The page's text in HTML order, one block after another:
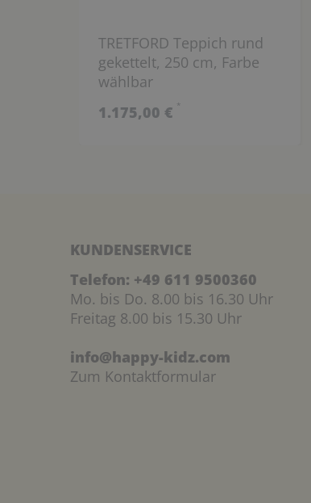
TRETFORD Teppich rund
gekettelt, 250 cm, Farbe
wählbar
1.175,00 € *
KUNDENSERVICE
Telefon: +49 611 9500360
Mo. bis Do. 8.00 bis 16.30 Uhr
Freitag 8.00 bis 15.30 Uhr
info@happy-kidz.com
Zum Kontaktformular